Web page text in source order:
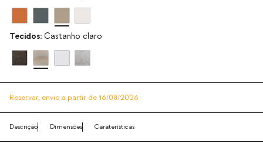
Tecidos: Castanho claro
Reservar, envio a partir de 16/08/2026
Descrição Dimensões Caraterísticas